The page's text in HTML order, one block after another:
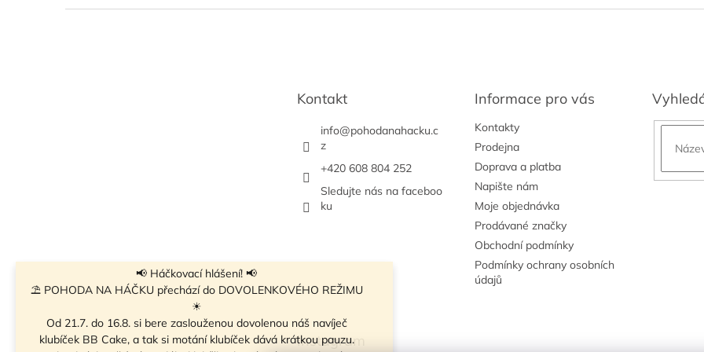
📢 Háčkovací hlášení! 📢
⛱ POHODA NA HÁČKU přechází do DOVOLENKOVÉHO REŽIMU
☀
Od 21.7. do 16.8. si bere zaslouženou dovolenou náš navíječ
klubíček BB Cake, a tak si motání klubíček dává krátkou pauzu.
Kontakt
info@pohodanahacku.c
z
+420 608 804 252
Sledujte nás na faceboo
ku
Informace pro vás
Kontakty
Prodejna
Doprava a platba
Napište nám
Moje objednávka
Prodávané značky
Obchodní podmínky
Podmínky ochrany osobních
údajů
Instagram